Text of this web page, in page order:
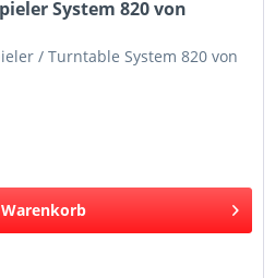
System 820 von
/ Turntable System 820 von
Warenkorb